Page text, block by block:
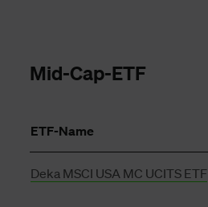
Mid-Cap-ETF
ETF-Name
Deka MSCI USA MC UCITS ETF